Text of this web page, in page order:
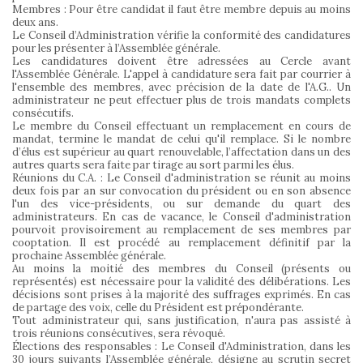
Membres : Pour être candidat il faut être membre depuis au moins
deux ans.
Le Conseil d’Administration vérifie la conformité des candidatures
pour les présenter à l’Assemblée générale.
Les candidatures doivent être adressées au Cercle avant
l'Assemblée Générale. L'appel à candidature sera fait par courrier à
l'ensemble des membres, avec précision de la date de l'A.G.. Un
administrateur ne peut effectuer plus de trois mandats complets
consécutifs.
Le membre du Conseil effectuant un remplacement en cours de
mandat, termine le mandat de celui qu'il remplace. Si le nombre
d’élus est supérieur au quart renouvelable, l’affectation dans un des
autres quarts sera faite par tirage au sort parmi les élus.
Réunions du C.A. : Le Conseil d'administration se réunit au moins
deux fois par an sur convocation du président ou en son absence
l'un des vice-présidents, ou sur demande du quart des
administrateurs. En cas de vacance, le Conseil d'administration
pourvoit provisoirement au remplacement de ses membres par
cooptation. Il est procédé au remplacement définitif par la
prochaine Assemblée générale.
Au moins la moitié des membres du Conseil (présents ou
représentés) est nécessaire pour la validité des délibérations. Les
décisions sont prises à la majorité des suffrages exprimés. En cas
de partage des voix, celle du Président est prépondérante.
Tout administrateur qui, sans justification, n'aura pas assisté à
trois réunions consécutives, sera révoqué.
Élections des responsables : Le Conseil d'Administration, dans les
30 jours suivants l’Assemblée générale, désigne au scrutin secret